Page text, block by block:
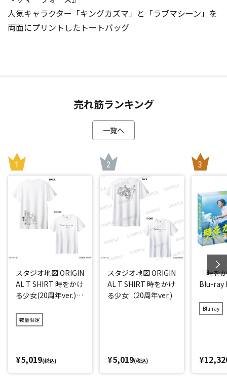
人気キャラクター「キングカズマ」と「ラブマシーン」を
両面にプリントしたトートバッグ
売れ筋ランキング
一覧へ
スタジオ地図 ORIGIN
AL T SHIRT 時をかけ
る少女(20周年ver.)
数量限定
¥5,019(税込)
スタジオ地図 ORIGIN
AL T SHIRT 時をかけ
る少女（20周年ver.)
¥5,019(税込)
「時を
Blu-ray
Blu-ray